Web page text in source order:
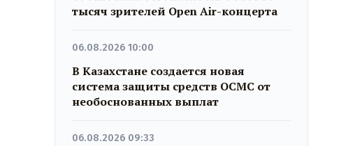
тысяч зрителей Open Air-концерта
06.08.2026 10:00
В Казахстане создается новая
система защиты средств ОСМС от
необоснованных выплат
06.08.2026 09:33